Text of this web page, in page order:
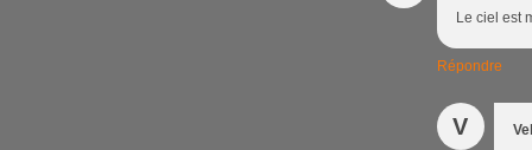
Le ciel est
Répondre
V